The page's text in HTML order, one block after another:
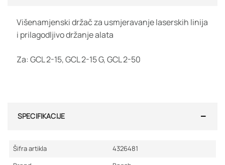
Višenamjenski držač za usmjeravanje laserskih linija
i prilagodljivo držanje alata
Za: GCL 2-15, GCL 2-15 G, GCL 2-50
SPECIFIKACIJE
Šifra artikla
4326481